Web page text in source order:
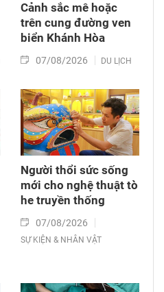
Cảnh sắc mê hoặc
trên cung đường ven
biển Khánh Hòa
07/08/2026 DU LỊCH
Người thổi sức sống
mới cho nghệ thuật tò
he truyền thống
07/08/2026
SỰ KIỆN & NHÂN VẬT